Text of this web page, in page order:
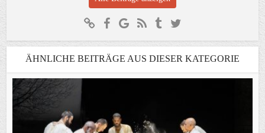
ÄHNLICHE BEITRÄGE AUS DIESER KATEGORIE